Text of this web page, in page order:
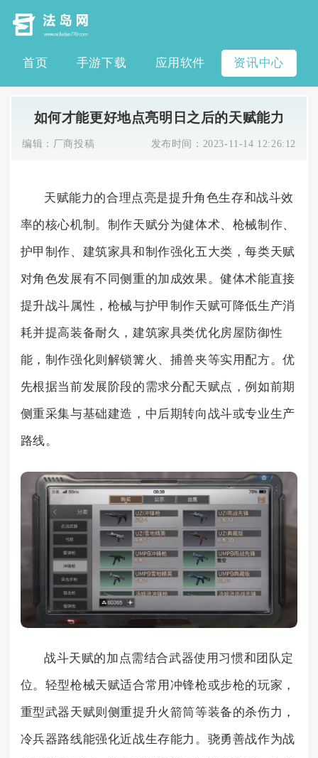
首页 手游下载 应用软件 资讯中心
如何才能更好地点亮明日之后的天赋能力
编辑： 厂商投稿 发布时间： 2023-11-14 12:26:12
天赋能力的合理点亮是提升角色生存和战斗效
率的核心机制。制作天赋分为健体术、枪械制作、
护甲制作、建筑家具和制作强化五大类，每类天赋
对角色发展有不同侧重的加成效果。健体术能直接
提升战斗属性，枪械与护甲制作天赋可降低生产消
耗并提高装备耐久，建筑家具类优化房屋防御性
能，制作强化则解锁篝火、捕兽夹等实用配方。优
先根据当前发展阶段的需求分配天赋点，例如前期
侧重采集与基础建造，中后期转向战斗或专业生产
路线。
战斗天赋的加点需结合武器使用习惯和团队定
位。轻型枪械天赋适合常用冲锋枪或步枪的玩家，
重型武器天赋则侧重提升火箭筒等装备的杀伤力，
冷兵器路线能强化近战生存能力。骁勇善战作为战